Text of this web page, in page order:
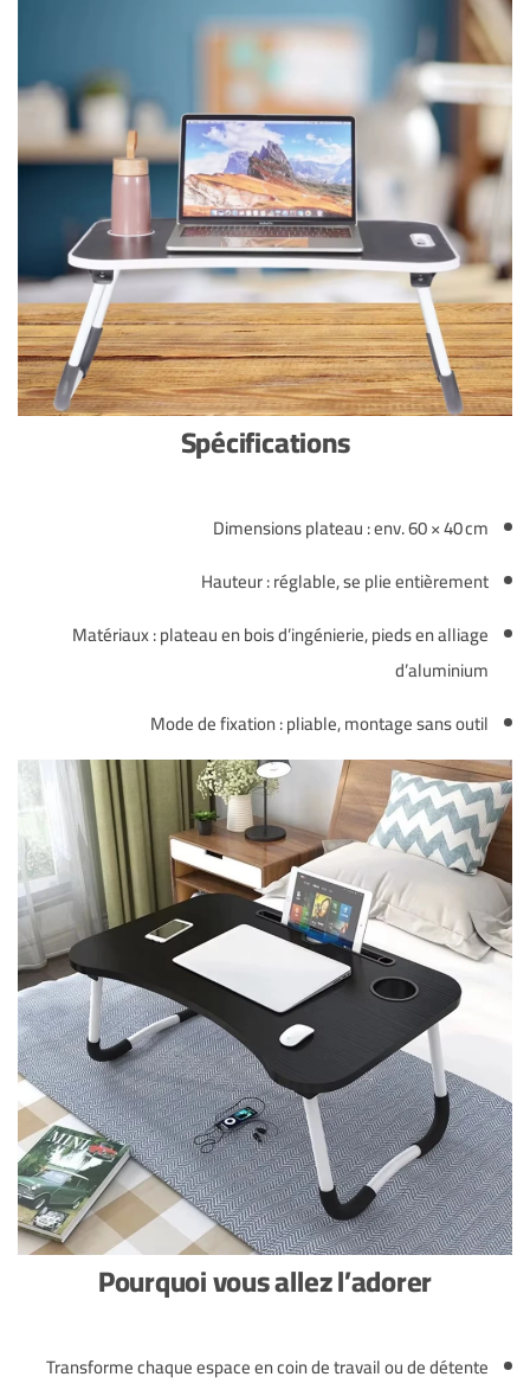
Spécifications
Dimensions plateau : env. 60 × 40 cm
Hauteur : réglable, se plie entièrement
Matériaux : plateau en bois d’ingénierie, pieds en alliage
d’aluminium
Mode de fixation : pliable, montage sans outil
Pourquoi vous allez l’adorer
Transforme chaque espace en coin de travail ou de détente